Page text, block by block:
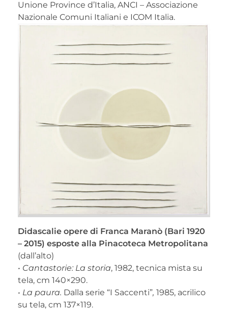
Unione Province d’Italia, ANCI – Associazione
Nazionale Comuni Italiani e ICOM Italia.
Didascalie opere di Franca Maranò (Bari 1920
– 2015) esposte alla Pinacoteca Metropolitana
(dall’alto)
• Cantastorie: La storia, 1982, tecnica mista su
tela, cm 140×290.
• La paura. Dalla serie “I Saccenti”, 1985, acrilico
su tela, cm 137×119.